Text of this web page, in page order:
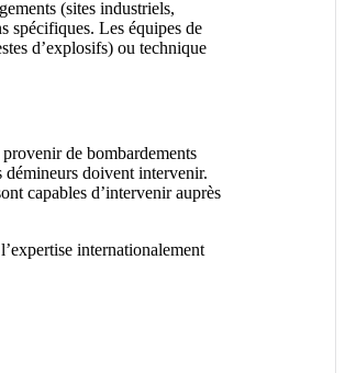
(sites industriels,
spécifiques. Les équipes de
d’explosifs) ou technique
de bombardements
démineurs doivent intervenir.
capables d’intervenir auprès
internationalement